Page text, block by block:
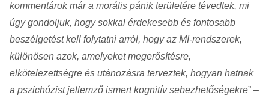
kommentárok már a morális pánik területére tévedtek, mi
úgy gondoljuk, hogy sokkal érdekesebb és fontosabb
beszélgetést kell folytatni arról, hogy az MI-rendszerek,
különösen azok, amelyeket megerősítésre,
elkötelezettségre és utánozásra terveztek, hogyan hatnak
a pszichózist jellemző ismert kognitív sebezhetőségekre” –